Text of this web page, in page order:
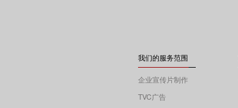
我们的服务范围
企业宣传片制作
TVC广告